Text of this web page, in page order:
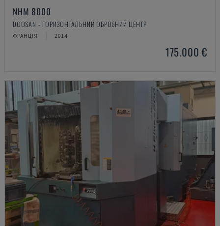
NHM 8000
DOOSAN - ГОРИЗОНТАЛЬНИЙ ОБРОБНИЙ ЦЕНТР
ФРАНЦІЯ 2014
175.000 €